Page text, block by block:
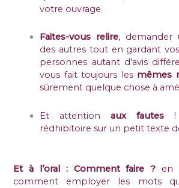
votre ouvrage.
Faites-vous relire, demander
des autres tout en gardant
personnes autant d’avis
vous fait toujours les mêmes
sûrement quelque chose à
Et attentionaux fautes !
rédhibitoire sur un petit texte
Et à l’oral : Comment faire ? en
comment employer les mots